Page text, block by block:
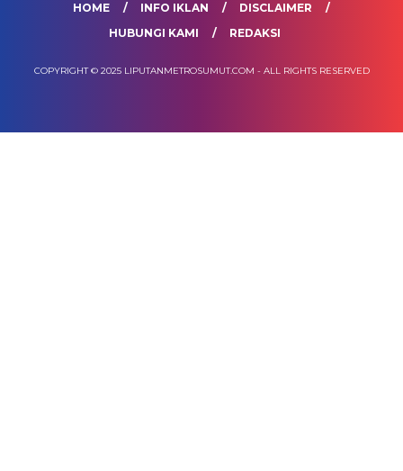
HOME INFO IKLAN
DISCLAIMER
HUBUNGI KAMI
REDAKSI
COPYRIGHT © 2025 LIPUTANMETROSUMUT.COM - ALL RIGHTS RESERVED